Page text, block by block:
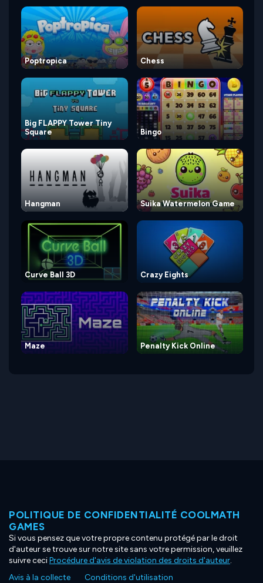
Poptropica Chess
Big FLAPPY Tower Tiny
Square
Bingo
Hangman Suika Watermelon Game
Curve Ball 3D Crazy Eights
Maze Penalty Kick Online
POLITIQUE DE CONFIDENTIALITÉ COOLMATH
GAMES
Si vous pensez que votre propre contenu protégé par le droit
d'auteur se trouve sur notre site sans votre permission, veuillez
suivre ceciProcédure d'avis de violation des droits d'auteur.
Avis à la collecte
Conditions d'utilisation